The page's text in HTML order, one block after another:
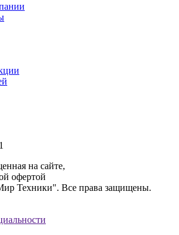
на сайте,
офертой
Техники". Все права защищены.